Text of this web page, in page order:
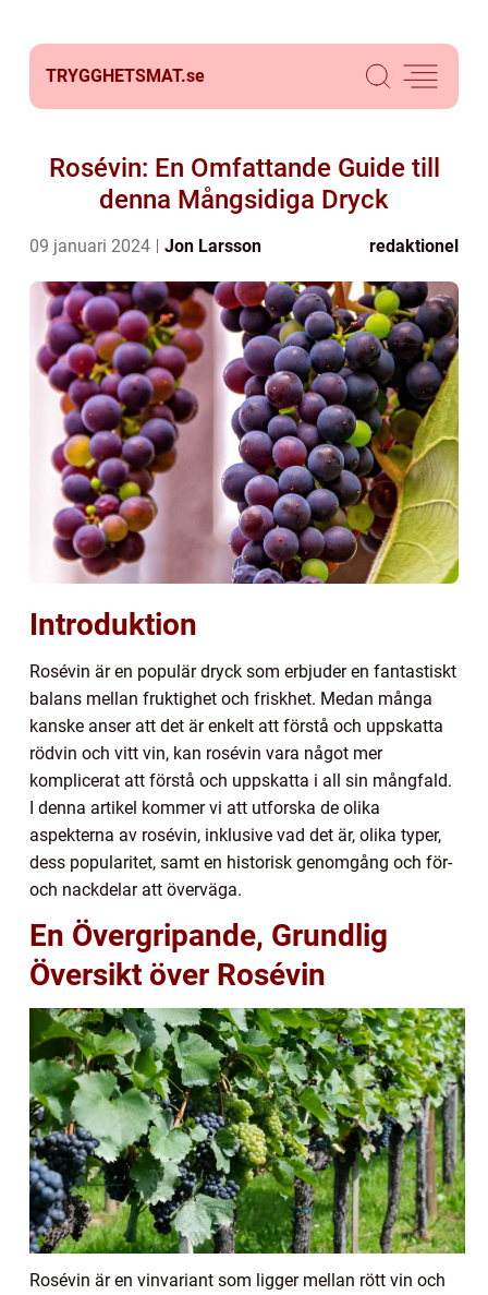
TRYGGHETSMAT.se
Rosévin: En Omfattande Guide till
denna Mångsidiga Dryck
09 januari 2024 Jon Larsson redaktionel
Introduktion
Rosévin är en populär dryck som erbjuder en fantastiskt
balans mellan fruktighet och friskhet. Medan många
kanske anser att det är enkelt att förstå och uppskatta
rödvin och vitt vin, kan rosévin vara något mer
komplicerat att förstå och uppskatta i all sin mångfald.
I denna artikel kommer vi att utforska de olika
aspekterna av rosévin, inklusive vad det är, olika typer,
dess popularitet, samt en historisk genomgång och för-
och nackdelar att överväga.
En Övergripande, Grundlig
Översikt över Rosévin
Rosévin är en vinvariant som ligger mellan rött vin och